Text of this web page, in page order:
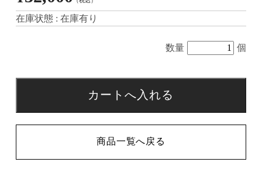
在庫状態 : 在庫有り
数量 個